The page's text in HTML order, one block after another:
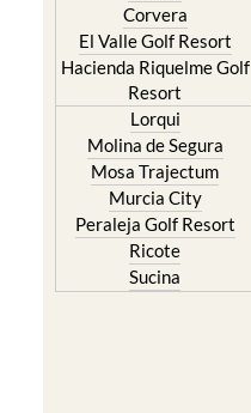
Corvera
El Valle Golf Resort
Hacienda Riquelme Golf
Resort
Lorqui
Molina de Segura
Mosa Trajectum
Murcia City
Peraleja Golf Resort
Ricote
Sucina